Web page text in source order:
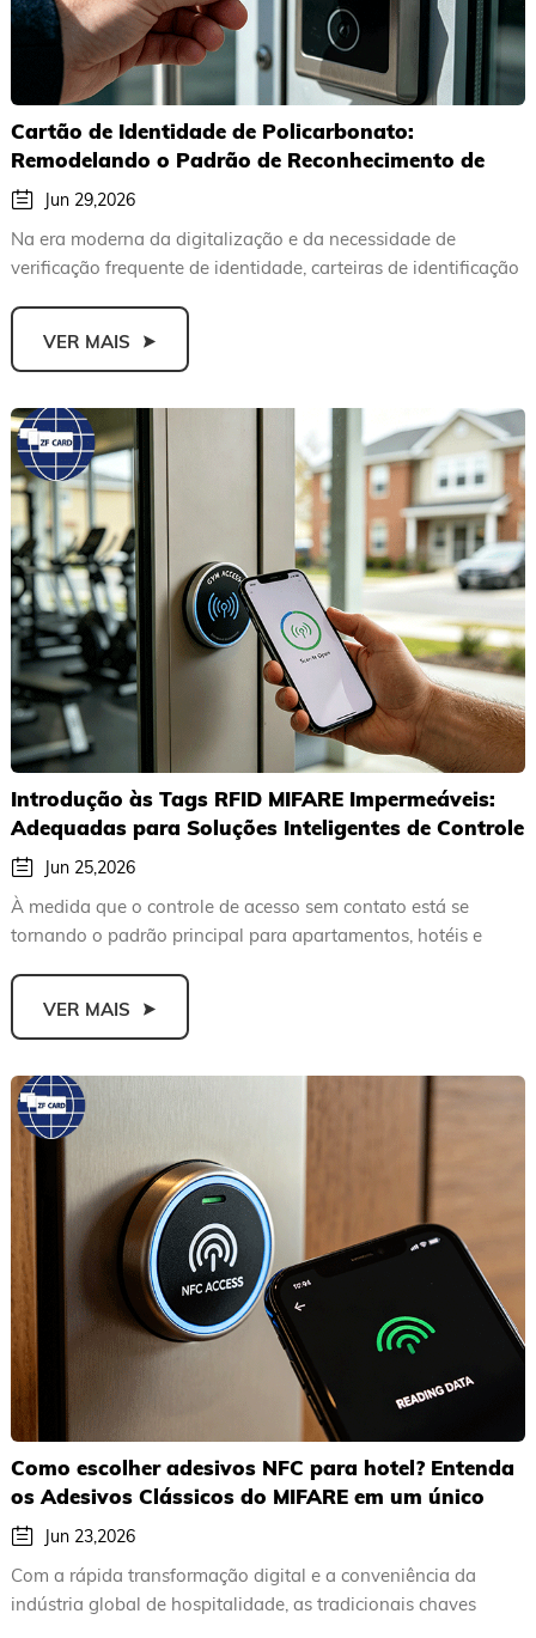
Cartão de Identidade de Policarbonato:
Remodelando o Padrão de Reconhecimento de
Identidade de Alta Segurança
Jun 29,2026
Na era moderna da digitalização e da necessidade de
verificação frequente de identidade, carteiras de identificação
VER MAIS
Introdução às Tags RFID MIFARE Impermeáveis:
Adequadas para Soluções Inteligentes de Controle
de Acesso em Apartamentos e Resorts
Jun 25,2026
À medida que o controle de acesso sem contato está se
tornando o padrão principal para apartamentos, hotéis e
VER MAIS
Como escolher adesivos NFC para hotel? Entenda
os Adesivos Clássicos do MIFARE em um único
artigoJun 23,2026
Com a rápida transformação digital e a conveniência da
indústria global de hospitalidade, as tradicionais chaves